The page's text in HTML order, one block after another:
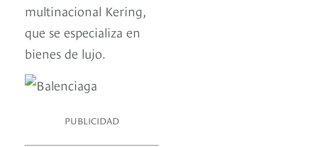
multinacional Kering,
que se especializa en
bienes de lujo.
PUBLICIDAD